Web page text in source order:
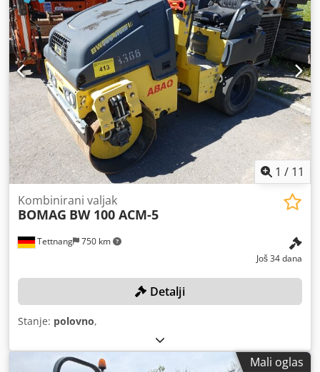
1 / 11
Tettnang 750 km
Kombinirani valjak
BOMAG BW 100 ACM-5
Još 34 dana
Detalji
Stanje: polovno,
Mali oglas